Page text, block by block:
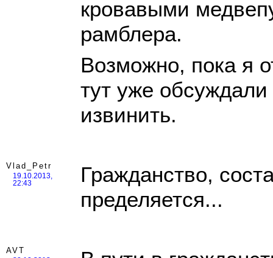
кровавыми
рамблера.
Возможно, пока я
тут уже
извинить.
Vlad_Petr
19.10.2013,
22:43
Гражданство,
пределяется...
AVT